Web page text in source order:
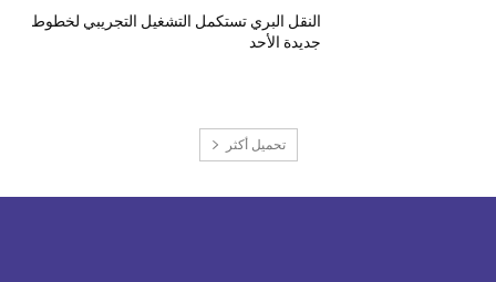
النقل البري تستكمل التشغيل التجريبي لخطوط
جديدة الأحد
تحميل أكثر